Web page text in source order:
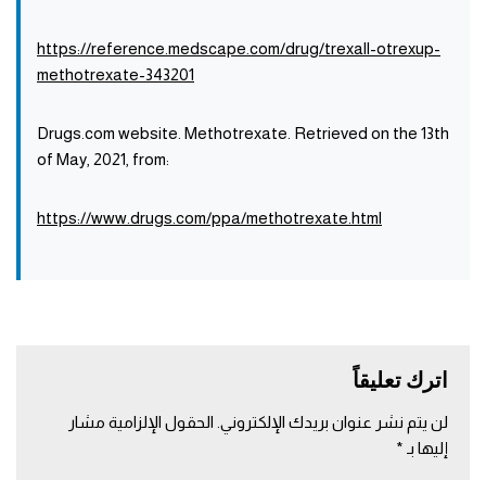
https://reference.medscape.com/drug/trexall-otrexup-
methotrexate-343201
Drugs.com website. Methotrexate. Retrieved on the 13th
of May, 2021, from:
https://www.drugs.com/ppa/methotrexate.html
اترك تعليقاً
لن يتم نشر عنوان بريدك الإلكتروني. الحقول الإلزامية مشار
إليها بـ *